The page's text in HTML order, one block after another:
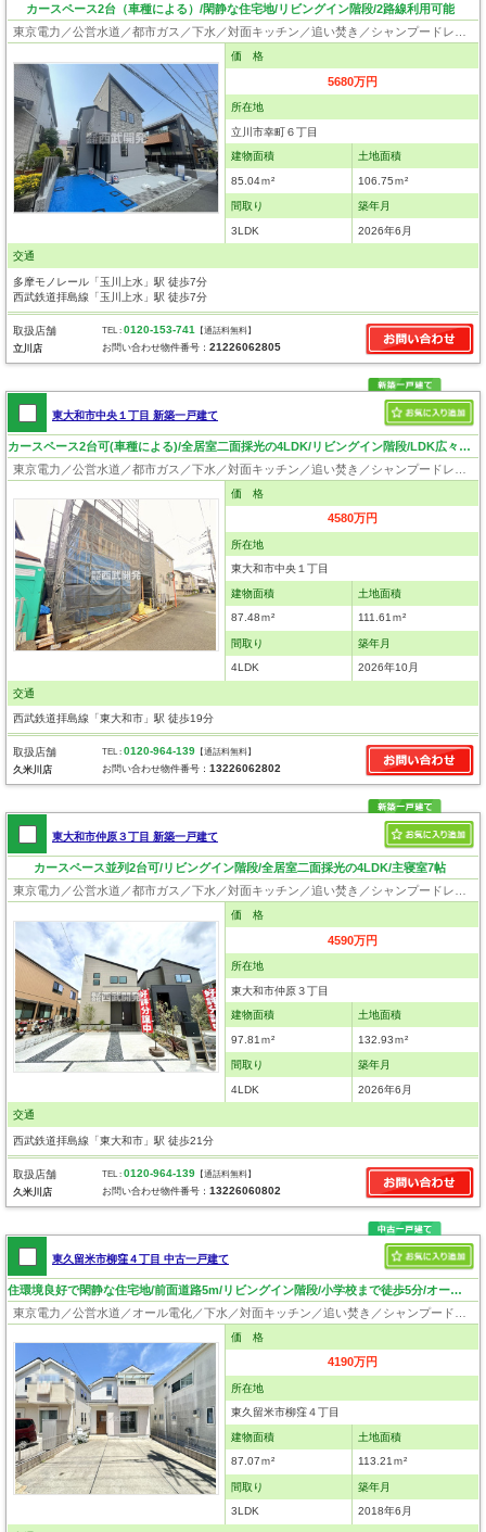
カースペース2台（車種による）/閑静な住宅地/リビングイン階段/2路線利用可能
価 格
5680万円
所在地
立川市幸町６丁目
建物面積
85.04ｍ²
土地面積
106.75ｍ²
間取り
3LDK
築年月
2026年6月
交通
多摩モノレール「玉川上水」駅 徒歩7分
西武鉄道拝島線「玉川上水」駅 徒歩7分
取扱店舗
立川店
TEL :0120-153-741 【通話料無料】
お問い合わせ物件番号：21226062805
東大和市中央１丁目 新築一戸建て
カースペース2台可(車種による)/全居室二面採光の4LDK/リビングイン階段/LDK広々17.75帖/主寝室6.33帖
価 格
4580万円
所在地
東大和市中央１丁目
建物面積
87.48ｍ²
土地面積
111.61ｍ²
間取り
4LDK
築年月
2026年10月
交通
西武鉄道拝島線「東大和市」駅 徒歩19分
取扱店舗
久米川店
TEL :0120-964-139 【通話料無料】
お問い合わせ物件番号：13226062802
東大和市仲原３丁目 新築一戸建て
カースペース並列2台可/リビングイン階段/全居室二面採光の4LDK/主寝室7帖
東京電力／公営水道／都市ガス／下水／対面キッチン／追い焚き／シャンプードレッサー／浴室換気乾燥機／ウォシュレット／システムキッチン／浄水器／床下収納／ウォークインクローゼット／フローリング／クローゼット／耐震構造／太陽光発電システム／設計住宅性能評価付／建設住宅性能評価付／フラット35適合証明書／長期優良住宅
価 格
4590万円
所在地
東大和市仲原３丁目
建物面積
97.81ｍ²
土地面積
132.93ｍ²
間取り
4LDK
築年月
2026年6月
交通
西武鉄道拝島線「東大和市」駅 徒歩21分
取扱店舗
久米川店
TEL :0120-964-139 【通話料無料】
お問い合わせ物件番号：13226060802
東久留米市柳窪４丁目 中古一戸建て
住環境良好で閑静な住宅地/前面道路5m/リビングイン階段/小学校まで徒歩5分/オール電化住宅/並列駐車2台可
価 格
4190万円
所在地
東久留米市柳窪４丁目
建物面積
87.07ｍ²
土地面積
113.21ｍ²
間取り
3LDK
築年月
2018年6月